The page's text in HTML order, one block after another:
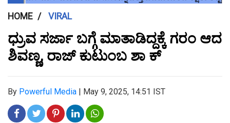
HOME VIRAL
ಧ್ರುವ ಸರ್ಜಾ ಬಗ್ಗೆ ಮಾತಾಡಿದ್ದಕ್ಕೆ ಗರಂ ಆದ
ಶಿವಣ್ಣ, ರಾಜ್ ಕುಟುಂಬ ಶಾ ಕ್
By Powerful Media | May 9, 2025, 14:51 IST